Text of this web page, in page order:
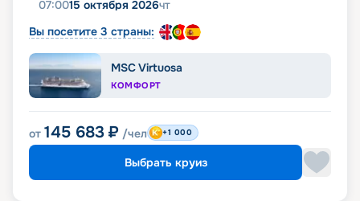
07:0015 октября 2026чт
Вы посетите 3 страны:
MSC Virtuosa
КОМФОРТ
от 145 683 ₽ /чел +1 000
Выбрать круиз